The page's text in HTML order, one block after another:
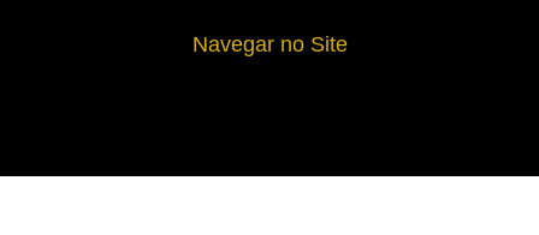
Navegar no Site